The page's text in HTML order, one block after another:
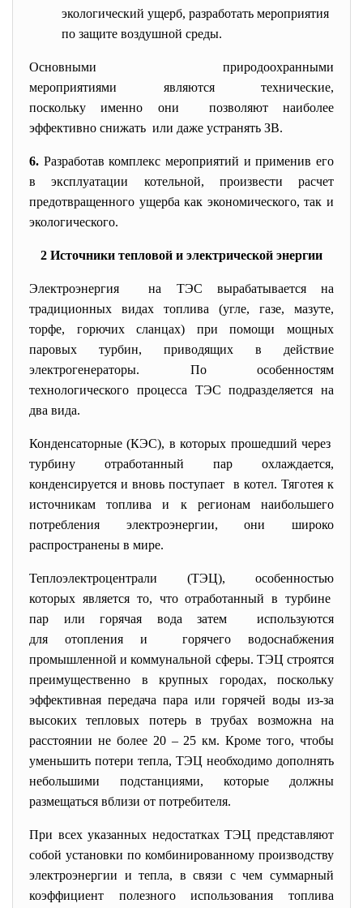
экологический ущерб, разработать мероприятия
по защите воздушной среды.
Основными природоохранными
мероприятиями являются технические,
поскольку именно они позволяют наиболее
эффективно снижать или даже устранять ЗВ.
6. Разработав комплекс мероприятий и применив его
в эксплуатации котельной, произвести расчет
предотвращенного ущерба как экономического, так и
экологического.
2 Источники тепловой и электрической энергии
Электроэнергия на ТЭС вырабатывается на
традиционных видах топлива (угле, газе, мазуте,
торфе, горючих сланцах) при помощи мощных
паровых турбин, приводящих в действие
электрогенераторы. По особенностям
технологического процесса ТЭС подразделяется на
два вида.
Конденсаторные (КЭС), в которых прошедший через
турбину отработанный пар охлаждается,
конденсируется и вновь поступает в котел. Тяготея к
источникам топлива и к регионам наибольшего
потребления электроэнергии, они широко
распространены в мире.
Теплоэлектроцентрали (ТЭЦ), особенностью
которых является то, что отработанный в турбине
пар или горячая вода затем используются
для отопления и горячего водоснабжения
промышленной и коммунальной сферы. ТЭЦ строятся
преимущественно в крупных городах, поскольку
эффективная передача пара или горячей воды из-за
высоких тепловых потерь в трубах возможна на
расстоянии не более 20 – 25 км. Кроме того, чтобы
уменьшить потери тепла, ТЭЦ необходимо дополнять
небольшими подстанциями, которые должны
размещаться вблизи от потребителя.
При всех указанных недостатках ТЭЦ представляют
собой установки по комбинированному производству
электроэнергии и тепла, в связи с чем суммарный
коэффициент полезного использования топлива